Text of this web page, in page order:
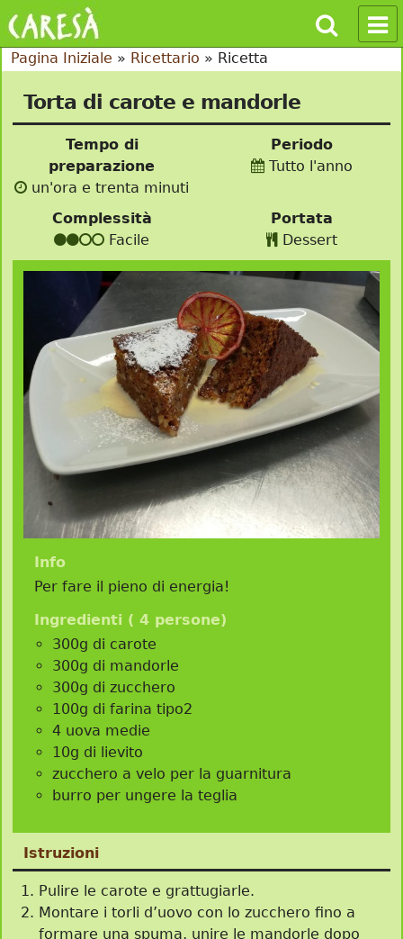
Pagina Iniziale » Ricettario » Ricetta
Torta di carote e mandorle
Tempo di
preparazione
un'ora e trenta minuti
Periodo
Tutto l'anno
Complessità
Facile
Portata
Dessert
Info
Per fare il pieno di energia!
Ingredienti ( 4 persone)
300g di carote
300g di mandorle
300g di zucchero
100g di farina tipo2
4 uova medie
10g di lievito
zucchero a velo per la guarnitura
burro per ungere la teglia
Istruzioni
Pulire le carote e grattugiarle.
Montare i torli d’uovo con lo zucchero fino a
formare una spuma, unire le mandorle dopo